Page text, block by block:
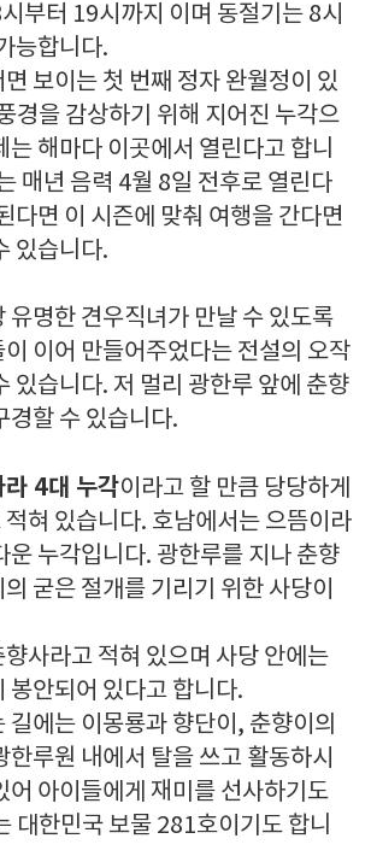
부터 19시까지 이며 동절기는 8시
능합니다.
보이는 첫 번째 정자 완월정이 있
경을 감상하기 위해 지어진 누각으
는 해마다 이곳에서 열린다고 합니
매년 음력 4월 8일 전후로 열린다
다면 이 시즌에 맞춰 여행을 간다면
있습니다.
유명한 견우직녀가 만날 수 있도록
이어 만들어주었다는 전설의 오작
있습니다. 저 멀리 광한루 앞에 춘향
경할 수 있습니다.
라 4대 누각이라고 할 만큼 당당하게
혀 있습니다. 호남에서는 으뜸이라
운 누각입니다. 광한루를 지나 춘향
굳은 절개를 기리기 위한 사당이
사라고 적혀 있으며 사당 안에는
봉안되어 있다고 합니다.
길에는 이몽룡과 향단이, 춘향이의
한루원 내에서 탈을 쓰고 활동하시
어 아이들에게 재미를 선사하기도
대한민국 보물 281호이기도 합니